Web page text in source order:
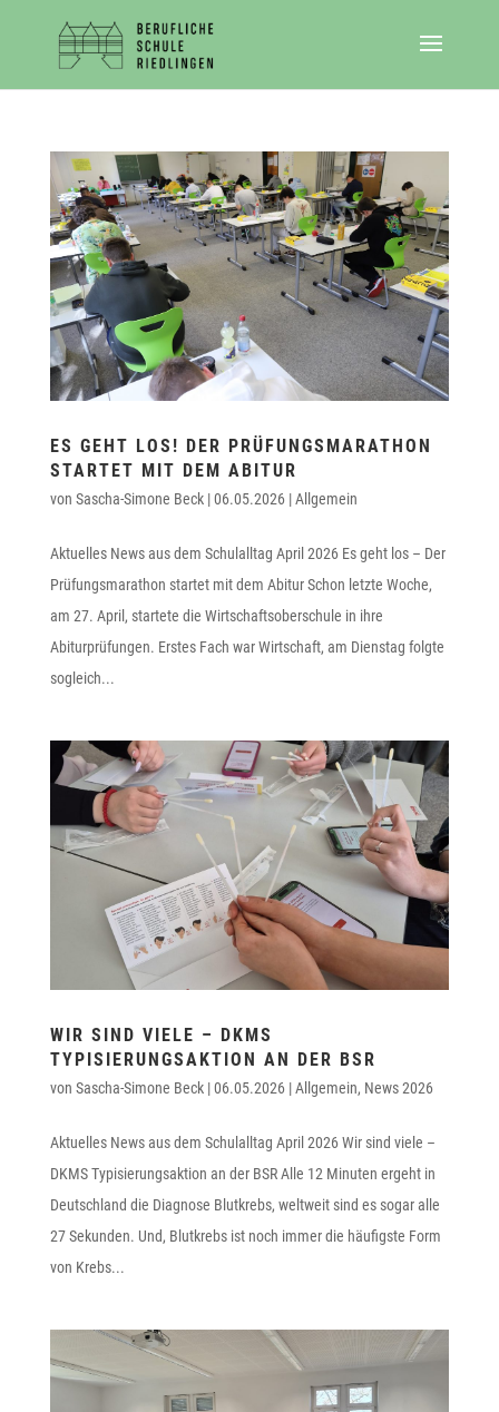
ES GEHT LOS! DER PRÜFUNGSMARATHON
STARTET MIT DEM ABITUR
von Sascha-Simone Beck|06.05.2026|Allgemein
Aktuelles News aus dem Schulalltag April 2026 Es geht los – Der
Prüfungsmarathon startet mit dem Abitur Schon letzte Woche,
am 27. April, startete die Wirtschaftsoberschule in ihre
Abiturprüfungen. Erstes Fach war Wirtschaft, am Dienstag folgte
sogleich...
WIR SIND VIELE – DKMS
TYPISIERUNGSAKTION AN DER BSR
von Sascha-Simone Beck|06.05.2026|Allgemein, News 2026
Aktuelles News aus dem Schulalltag April 2026 Wir sind viele –
DKMS Typisierungsaktion an der BSR Alle 12 Minuten ergeht in
Deutschland die Diagnose Blutkrebs, weltweit sind es sogar alle
27 Sekunden. Und, Blutkrebs ist noch immer die häufigste Form
von Krebs...